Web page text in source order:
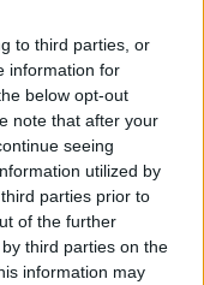
to third parties, or
information for
below opt-out
note that after your
seeing
utilized by
parties prior to
of the further
third parties on the
information may
di tanti,
in grado
voglia
e quello che
Dino